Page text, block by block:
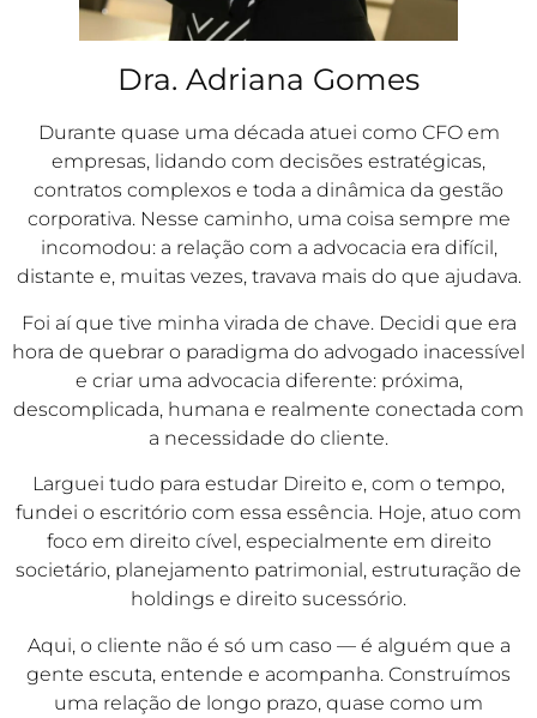
Dra. Adriana Gomes
Durante quase uma década atuei como CFO em
empresas, lidando com decisões estratégicas,
contratos complexos e toda a dinâmica da gestão
corporativa. Nesse caminho, uma coisa sempre me
incomodou: a relação com a advocacia era difícil,
distante e, muitas vezes, travava mais do que ajudava.
Foi aí que tive minha virada de chave. Decidi que era
hora de quebrar o paradigma do advogado inacessível
e criar uma advocacia diferente: próxima,
descomplicada, humana e realmente conectada com
a necessidade do cliente.
Larguei tudo para estudar Direito e, com o tempo,
fundei o escritório com essa essência. Hoje, atuo com
foco em direito cível, especialmente em direito
societário, planejamento patrimonial, estruturação de
holdings e direito sucessório.
Aqui, o cliente não é só um caso — é alguém que a
gente escuta, entende e acompanha. Construímos
uma relação de longo prazo, quase como um